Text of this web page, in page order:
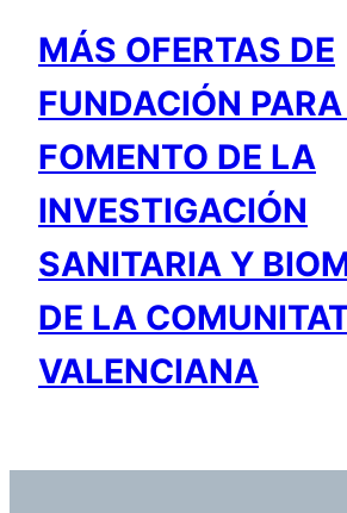
MÁS OFERTAS DE
FUNDACIÓN PARA
FOMENTO DE LA
INVESTIGACIÓN
SANITARIA Y
DE LA
VALENCIANA